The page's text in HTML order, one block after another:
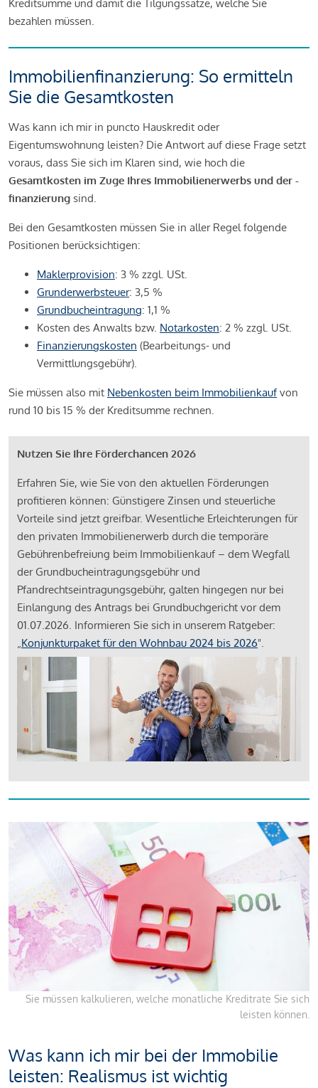
Kreditsumme und damit die Tilgungssätze, welche Sie
bezahlen müssen.
Immobilienfinanzierung: So ermitteln
Sie die Gesamtkosten
Was kann ich mir in puncto Hauskredit oder
Eigentumswohnung leisten? Die Antwort auf diese Frage setzt
voraus, dass Sie sich im Klaren sind, wie hoch die
Gesamtkosten im Zuge Ihres Immobilienerwerbs und der -
finanzierung sind.
Bei den Gesamtkosten müssen Sie in aller Regel folgende
Positionen berücksichtigen:
Maklerprovision: 3 % zzgl. USt.
Grunderwerbsteuer: 3,5 %
Grundbucheintragung: 1,1 %
Kosten des Anwalts bzw. Notarkosten: 2 % zzgl. USt.
Finanzierungskosten (Bearbeitungs- und
Vermittlungsgebühr).
Sie müssen also mit Nebenkosten beim Immobilienkaufvon
rund 10 bis 15 % der Kreditsumme rechnen.
Nutzen Sie Ihre Förderchancen 2026
Erfahren Sie, wie Sie von den aktuellen Förderungen
profitieren können: Günstigere Zinsen und steuerliche
Vorteile sind jetzt greifbar. Wesentliche Erleichterungen für
den privaten Immobilienerwerb durch die temporäre
Gebührenbefreiung beim Immobilienkauf – dem Wegfall
der Grundbucheintragungsgebühr und
Pfandrechtseintragungsgebühr, galten hingegen nur bei
Einlangung des Antrags bei Grundbuchgericht vor dem
01.07.2026. Informieren Sie sich in unserem Ratgeber:
„Konjunkturpaket für den Wohnbau 2024 bis 2026".
Sie müssen kalkulieren, welche monatliche Kreditrate Sie sich
leisten können.
Was kann ich mir bei der Immobilie
leisten: Realismus ist wichtig